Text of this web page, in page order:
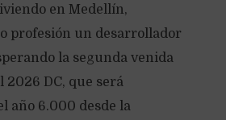
en Medellín,
profesión un desarrollador
la segunda venida
2026 DC, que será
año 6.000 desde la